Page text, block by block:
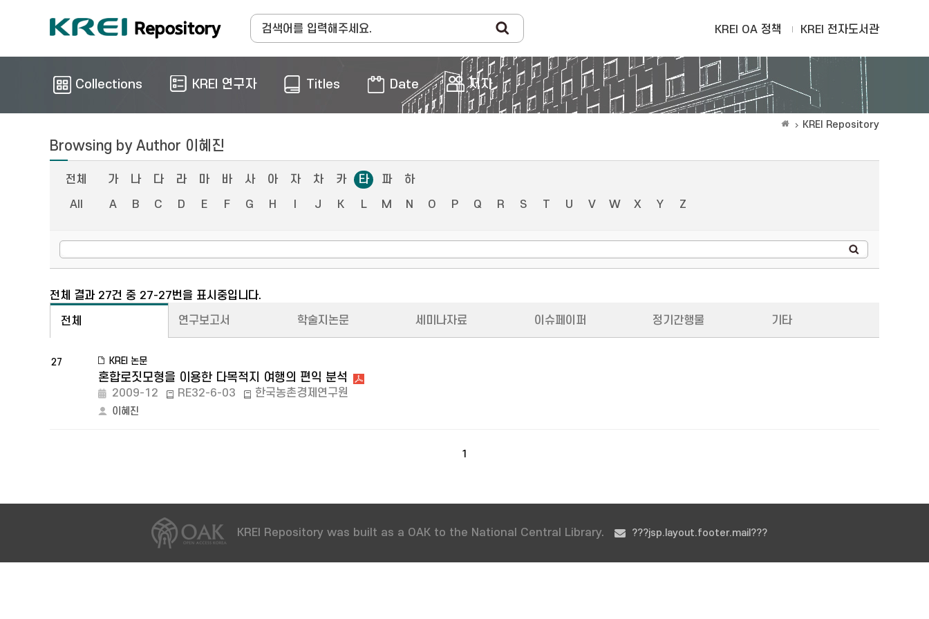
KREI OA 정책 KREI 전자도서관
Collections KREI 연구자 Titles Date 저자
KREI Repository
Browsing by Author 이혜진
전체 가 나 다 라 마 바 사 아 자 차 카 타 파
하
All
A B C D E F G H J K L M N O P Q R S T U V W X Y Z
전체 결과 27건 중 27-27번을 표시중입니다.
전체 연구보고서 학술지논문 세미나자료 이슈페이퍼 정기간행물 기타
27 KREI 논문
혼합로짓모형을 이용한 다목적지 여행의 편익 분석
2009-12 RE32-6-03 한국농촌경제연구원
이혜진
1
KREI Repository was built as a OAK to the National Central Library. ???jsp.layout.footer.mail???